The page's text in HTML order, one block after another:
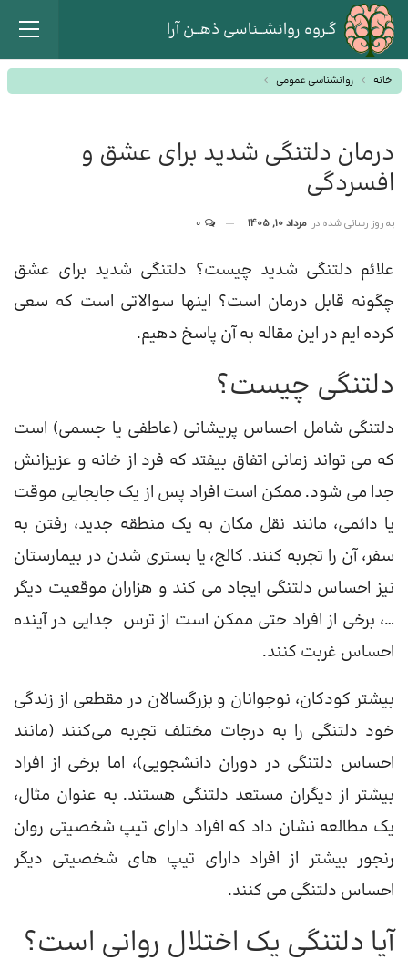
گـروه روانشــناسی ذهــن آرا
خانه روانشناسی عمومی
درمان دلتنگی شدید برای عشق و
افسردگی
به روز رسانی شده در مرداد 10, 1405
علائم دلتنگی شدید چیست؟ دلتنگی شدید برای عشق
چگونه قابل درمان است؟ اینها سوالاتی است که سعی
کرده ایم در این مقاله به آن پاسخ دهیم.
دلتنگی چیست؟
دلتنگی شامل احساس پریشانی (عاطفی یا جسمی) است
که می تواند زمانی اتفاق بیفتد که فرد از خانه و عزیزانش
جدا می شود. ممکن است افراد پس از یک جابجایی موقت
یا دائمی، مانند نقل مکان به یک منطقه جدید، رفتن به
سفر، آن را تجربه کنند. کالج، یا بستری شدن در بیمارستان
نیز احساس دلتنگی ایجاد می کند و هزاران موقعیت دیگر
…، برخی از افراد حتی ممکن است از ترس جدایی در آینده
احساس غربت کنند.
بیشتر کودکان، نوجوانان و بزرگسالان در مقطعی از زندگی
خود دلتنگی را به درجات مختلف تجربه می‌کنند (مانند
احساس دلتنگی در دوران دانشجویی)، اما برخی از افراد
بیشتر از دیگران مستعد دلتنگی هستند. به عنوان مثال،
یک مطالعه نشان داد که افراد دارای تیپ شخصیتی روان
رنجور بیشتر از افراد دارای تیپ های شخصیتی دیگر
احساس دلتنگی می کنند.
آیا دلتنگی یک اختلال روانی است؟